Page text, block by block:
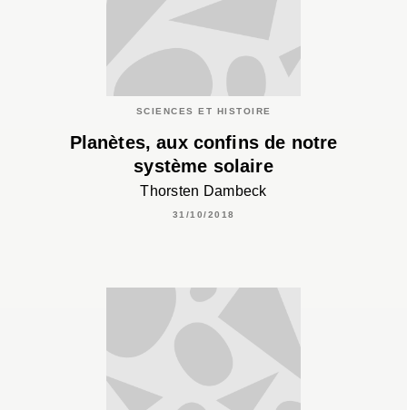
SCIENCES ET HISTOIRE
Planètes, aux confins de notre
système solaire
Thorsten Dambeck
31/10/2018